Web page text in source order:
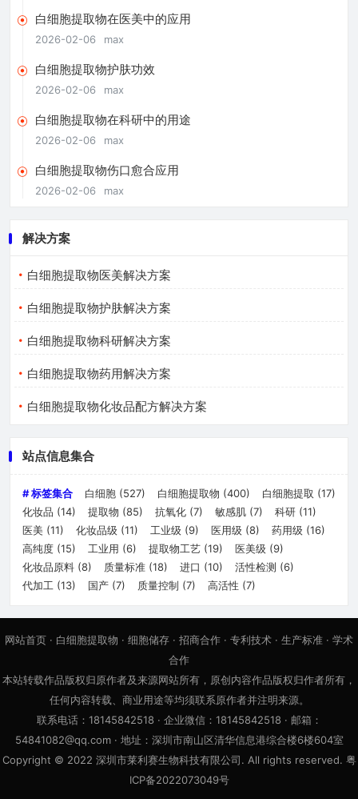
白细胞提取物在医美中的应用
2026-02-06 max
白细胞提取物护肤功效
2026-02-06 max
白细胞提取物在科研中的用途
2026-02-06 max
白细胞提取物伤口愈合应用
2026-02-06 max
解决方案
白细胞提取物医美解决方案
白细胞提取物护肤解决方案
白细胞提取物科研解决方案
白细胞提取物药用解决方案
白细胞提取物化妆品配方解决方案
站点信息集合
# 标签集合 白细胞 (527) 白细胞提取物 (400) 白细胞提取 (17)
化妆品 (14) 提取物 (85) 抗氧化 (7) 敏感肌 (7) 科研 (11)
医美 (11) 化妆品级 (11) 工业级 (9) 医用级 (8) 药用级 (16)
高纯度 (15) 工业用 (6) 提取物工艺 (19) 医美级 (9)
化妆品原料 (8) 质量标准 (18) 进口 (10) 活性检测 (6)
代加工 (13) 国产 (7) 质量控制 (7) 高活性 (7)
网站首页 · 白细胞提取物 · 细胞储存 · 招商合作 · 专利技术 · 生产标准 · 学术
合作
本站转载作品版权归原作者及来源网站所有，原创内容作品版权归作者所有，
任何内容转载、商业用途等均须联系原作者并注明来源。
联系电话：18145842518 · 企业微信：18145842518 · 邮箱：
54841082@qq.com · 地址：深圳市南山区清华信息港综合楼6楼604室
Copyright © 2022 深圳市莱利赛生物科技有限公司. All rights reserved. 粤
ICP备2022073049号